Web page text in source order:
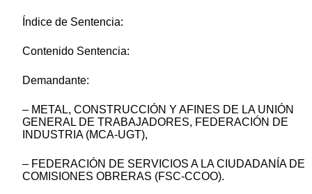
Índice de Sentencia:
Contenido Sentencia:
Demandante:
– METAL, CONSTRUCCIÓN Y AFINES DE LA UNIÓN
GENERAL DE TRABAJADORES, FEDERACIÓN DE
INDUSTRIA (MCA-UGT),
– FEDERACIÓN DE SERVICIOS A LA CIUDADANÍA DE
COMISIONES OBRERAS (FSC-CCOO).